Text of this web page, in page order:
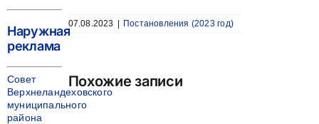
07.08.2023 Постановления (2023 год)
Похожие записи
Наружная
реклама
Совет
Верхнеландеховского
муниципального
района